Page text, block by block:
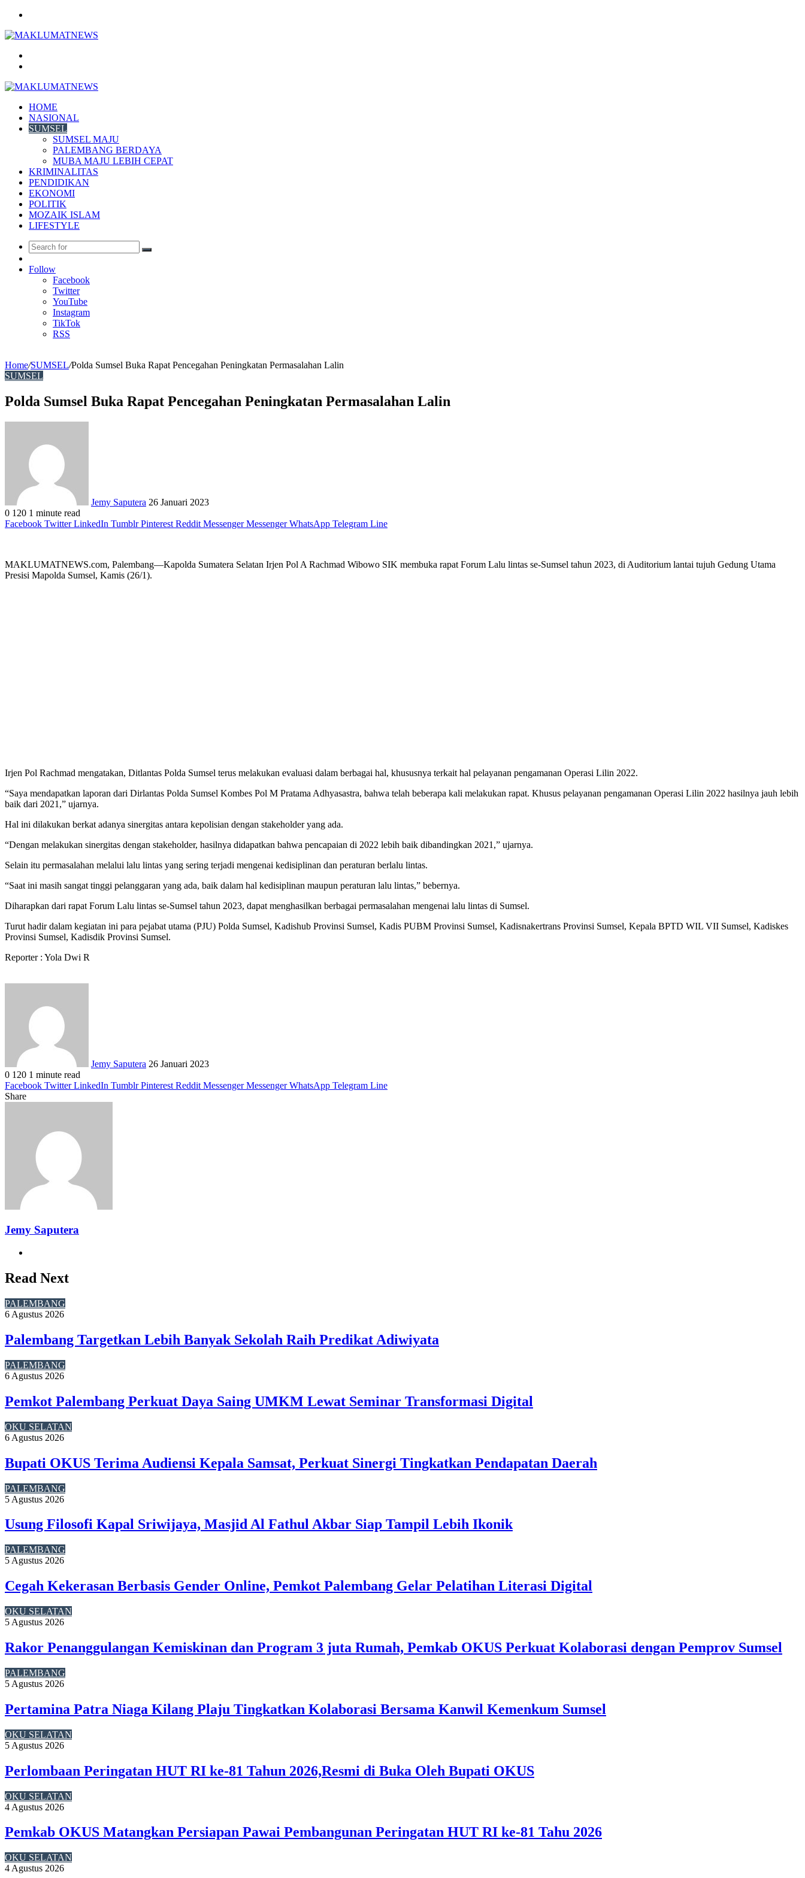
HOME
NASIONAL
SUMSEL
SUMSEL MAJU
PALEMBANG BERDAYA
MUBA MAJU LEBIH CEPAT
KRIMINALITAS
PENDIDIKAN
EKONOMI
POLITIK
MOZAIK ISLAM
LIFESTYLE
Search
Article
Follow
Facebook
Twitter
YouTube
Instagram
TikTok
RSS
Home/SUMSEL/Polda Sumsel Buka Rapat Pencegahan Peningkatan Permasalahan Lalin
SUMSEL
Polda Sumsel Buka Rapat Pencegahan Peningkatan Permasalahan Lalin
Jemy Saputera 26 Januari 2023
0 120 1 minute read
Facebook Twitter LinkedIn Tumblr Pinterest Reddit Messenger Messenger WhatsApp Telegram Line
MAKLUMATNEWS.com, Palembang—Kapolda Sumatera Selatan Irjen Pol A Rachmad Wibowo SIK membuka rapat Forum Lalu lintas se-Sumsel tahun 2023, di Auditorium lantai tujuh Gedung Utama
Presisi Mapolda Sumsel, Kamis (26/1).
Irjen Pol Rachmad mengatakan, Ditlantas Polda Sumsel terus melakukan evaluasi dalam berbagai hal, khususnya terkait hal pelayanan pengamanan Operasi Lilin 2022.
“Saya mendapatkan laporan dari Dirlantas Polda Sumsel Kombes Pol M Pratama Adhyasastra, bahwa telah beberapa kali melakukan rapat. Khusus pelayanan pengamanan Operasi Lilin 2022 hasilnya jauh lebih
baik dari 2021,” ujarnya.
Hal ini dilakukan berkat adanya sinergitas antara kepolisian dengan stakeholder yang ada.
“Dengan melakukan sinergitas dengan stakeholder, hasilnya didapatkan bahwa pencapaian di 2022 lebih baik dibandingkan 2021,” ujarnya.
Selain itu permasalahan melalui lalu lintas yang sering terjadi mengenai kedisiplinan dan peraturan berlalu lintas.
“Saat ini masih sangat tinggi pelanggaran yang ada, baik dalam hal kedisiplinan maupun peraturan lalu lintas,” bebernya.
Diharapkan dari rapat Forum Lalu lintas se-Sumsel tahun 2023, dapat menghasilkan berbagai permasalahan mengenai lalu lintas di Sumsel.
Turut hadir dalam kegiatan ini para pejabat utama (PJU) Polda Sumsel, Kadishub Provinsi Sumsel, Kadis PUBM Provinsi Sumsel, Kadisnakertrans Provinsi Sumsel, Kepala BPTD WIL VII Sumsel, Kadiskes
Provinsi Sumsel, Kadisdik Provinsi Sumsel.
Reporter : Yola Dwi R
Jemy Saputera 26 Januari 2023
0 120 1 minute read
Facebook Twitter LinkedIn Tumblr Pinterest Reddit Messenger Messenger WhatsApp Telegram Line
Share
Jemy Saputera
Read Next
PALEMBANG
6 Agustus 2026
Palembang Targetkan Lebih Banyak Sekolah Raih Predikat Adiwiyata
PALEMBANG
6 Agustus 2026
Pemkot Palembang Perkuat Daya Saing UMKM Lewat Seminar Transformasi Digital
OKU SELATAN
6 Agustus 2026
Bupati OKUS Terima Audiensi Kepala Samsat, Perkuat Sinergi Tingkatkan Pendapatan Daerah
PALEMBANG
5 Agustus 2026
Usung Filosofi Kapal Sriwijaya, Masjid Al Fathul Akbar Siap Tampil Lebih Ikonik
PALEMBANG
5 Agustus 2026
Cegah Kekerasan Berbasis Gender Online, Pemkot Palembang Gelar Pelatihan Literasi Digital
OKU SELATAN
5 Agustus 2026
Rakor Penanggulangan Kemiskinan dan Program 3 juta Rumah, Pemkab OKUS Perkuat Kolaborasi dengan Pemprov Sumsel
PALEMBANG
5 Agustus 2026
Pertamina Patra Niaga Kilang Plaju Tingkatkan Kolaborasi Bersama Kanwil Kemenkum Sumsel
OKU SELATAN
5 Agustus 2026
Perlombaan Peringatan HUT RI ke-81 Tahun 2026,Resmi di Buka Oleh Bupati OKUS
OKU SELATAN
4 Agustus 2026
Pemkab OKUS Matangkan Persiapan Pawai Pembangunan Peringatan HUT RI ke-81 Tahu 2026
OKU SELATAN
4 Agustus 2026